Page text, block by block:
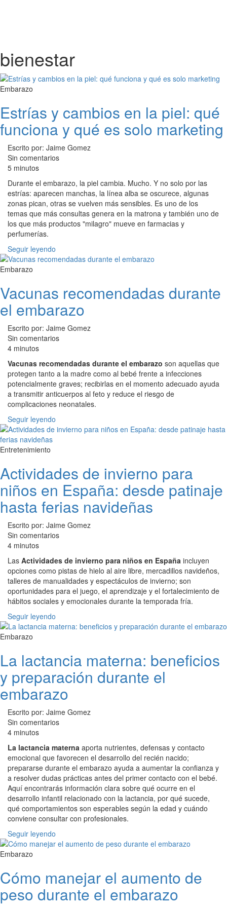
bienestar
Embarazo
Estrías y cambios en la piel: qué
funciona y qué es solo marketing
Escrito por: Jaime Gomez
Sin comentarios
5 minutos
Durante el embarazo, la piel cambia. Mucho. Y no solo por las
estrías: aparecen manchas, la línea alba se oscurece, algunas
zonas pican, otras se vuelven más sensibles. Es uno de los
temas que más consultas genera en la matrona y también uno de
los que más productos "milagro" mueve en farmacias y
perfumerías.
Seguir leyendo
Embarazo
Vacunas recomendadas durante
el embarazo
Escrito por: Jaime Gomez
Sin comentarios
4 minutos
Vacunas recomendadas durante el embarazo son aquellas que
protegen tanto a la madre como al bebé frente a infecciones
potencialmente graves; recibirlas en el momento adecuado ayuda
a transmitir anticuerpos al feto y reduce el riesgo de
complicaciones neonatales.
Seguir leyendo
Entretenimiento
Actividades de invierno para
niños en España: desde patinaje
hasta ferias navideñas
Escrito por: Jaime Gomez
Sin comentarios
4 minutos
Las Actividades de invierno para niños en España incluyen
opciones como pistas de hielo al aire libre, mercadillos navideños,
talleres de manualidades y espectáculos de invierno; son
oportunidades para el juego, el aprendizaje y el fortalecimiento de
hábitos sociales y emocionales durante la temporada fría.
Seguir leyendo
Embarazo
La lactancia materna: beneficios
y preparación durante el
embarazo
Escrito por: Jaime Gomez
Sin comentarios
4 minutos
La lactancia materna aporta nutrientes, defensas y contacto
emocional que favorecen el desarrollo del recién nacido;
prepararse durante el embarazo ayuda a aumentar la confianza y
a resolver dudas prácticas antes del primer contacto con el bebé.
Aquí encontrarás información clara sobre qué ocurre en el
desarrollo infantil relacionado con la lactancia, por qué sucede,
qué comportamientos son esperables según la edad y cuándo
conviene consultar con profesionales.
Seguir leyendo
Embarazo
Cómo manejar el aumento de
peso durante el embarazo